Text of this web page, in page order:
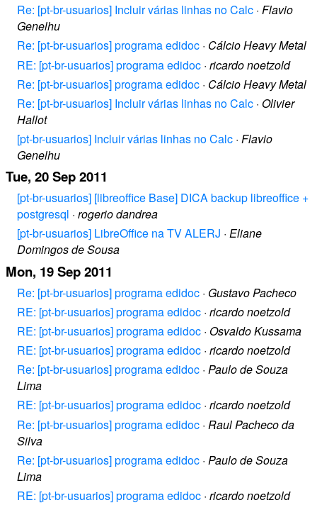
Re: [pt-br-usuarios] Incluir várias linhas no Calc · Flavio
Genelhu
Re: [pt-br-usuarios] programa edidoc · Cálcio Heavy Metal
RE: [pt-br-usuarios] programa edidoc · ricardo noetzold
Re: [pt-br-usuarios] programa edidoc · Cálcio Heavy Metal
Re: [pt-br-usuarios] Incluir várias linhas no Calc · Olivier
Hallot
[pt-br-usuarios] Incluir várias linhas no Calc · Flavio
Genelhu
Tue, 20 Sep 2011
[pt-br-usuarios] [libreoffice Base] DICA backup libreoffice +
postgresql · rogerio dandrea
[pt-br-usuarios] LibreOffice na TV ALERJ · Eliane
Domingos de Sousa
Mon, 19 Sep 2011
Re: [pt-br-usuarios] programa edidoc · Gustavo Pacheco
RE: [pt-br-usuarios] programa edidoc · ricardo noetzold
RE: [pt-br-usuarios] programa edidoc · Osvaldo Kussama
RE: [pt-br-usuarios] programa edidoc · ricardo noetzold
Re: [pt-br-usuarios] programa edidoc · Paulo de Souza
Lima
RE: [pt-br-usuarios] programa edidoc · ricardo noetzold
Re: [pt-br-usuarios] programa edidoc · Raul Pacheco da
Silva
Re: [pt-br-usuarios] programa edidoc · Paulo de Souza
Lima
RE: [pt-br-usuarios] programa edidoc · ricardo noetzold